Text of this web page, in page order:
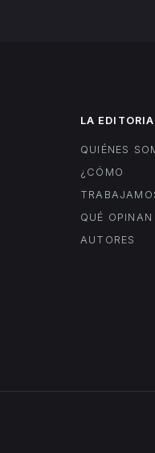
LA
QUIÉNES
¿CÓMO
QUÉ OPINAN
AUTORES